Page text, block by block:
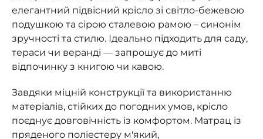
елегантний підвісний крісло зі світло-бежевою
подушкою та сірою сталевою рамою – синонім
зручності та стилю. Ідеально підходить для саду,
тераси чи веранді — запрошує до миті
відпочинку з книгою чи кавою.
Завдяки міцній конструкції та використанню
матеріалів, стійких до погодних умов, крісло
поєднує довговічність із комфортом. Матрац із
пряденого поліестеру м'який,